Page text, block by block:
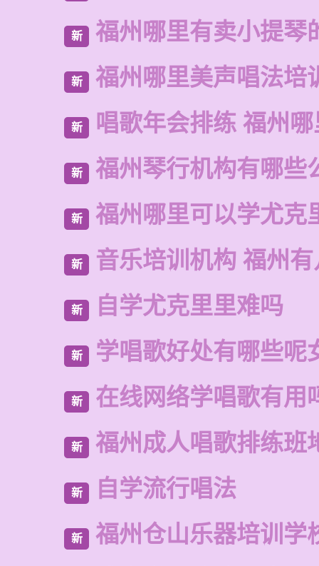
新 福州哪里有卖小提琴
新 福州哪里美声唱法培
新 唱歌年会排练 福州
新 福州琴行机构有哪些
新 福州哪里可以学尤克
新 音乐培训机构 福州
新 自学尤克里里难吗
新 学唱歌好处有哪些呢
新 在线网络学唱歌有用
新 福州成人唱歌排练班
新 自学流行唱法
新 福州仓山乐器培训学